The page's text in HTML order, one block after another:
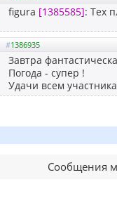
figura [1385585]: Тех
#1386935
Завтра
Погода - супер !
Удачи всем
Сообщения